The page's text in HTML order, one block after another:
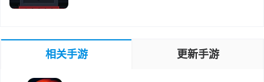
相关手游 更新手游